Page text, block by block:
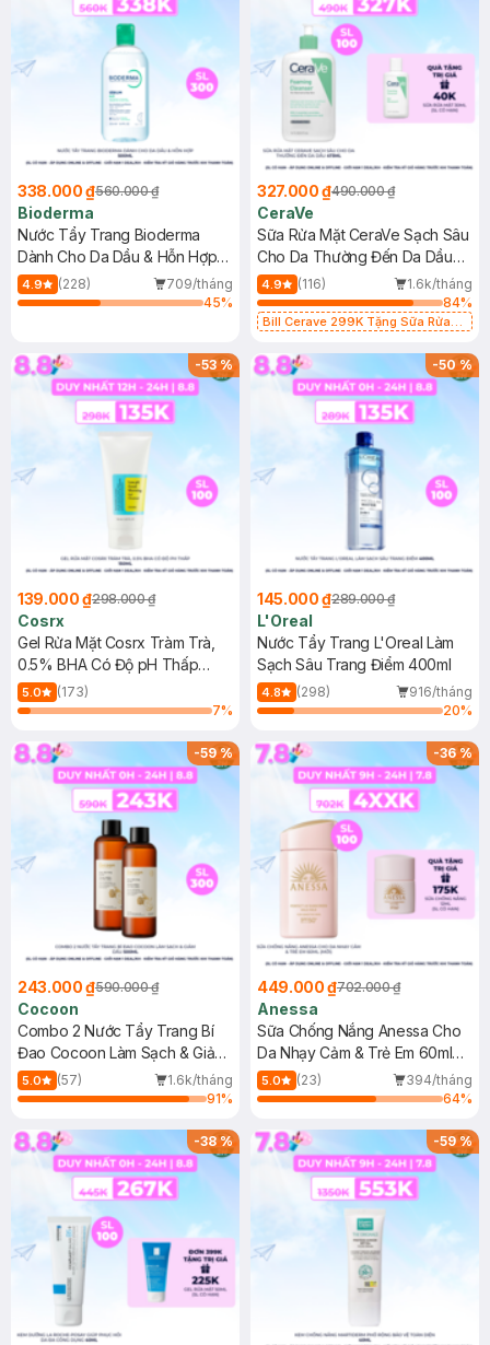
338.000 ₫560.000 ₫
Bioderma
Nước Tẩy Trang Bioderma
Dành Cho Da Dầu & Hỗn Hợp
500ml
4.9 (228)
709/tháng
45%
327.000 ₫490.000 ₫
CeraVe
Sữa Rửa Mặt CeraVe Sạch Sâu
Cho Da Thường Đến Da Dầu
473ml
4.9 (116)
1.6k/tháng
84%
Bill Cerave 299K Tặng Sữa Rửa
-53%
139.000 ₫298.000 ₫
Cosrx
Gel Rửa Mặt Cosrx Tràm Trà,
0.5% BHA Có Độ pH Thấp
150ml
5.0
(173)
7%
-50%
145.000 ₫289.000 ₫
L'Oreal
Nước Tẩy Trang L'Oreal Làm
Sạch Sâu Trang Điểm 400ml
4.8 (298)
916/tháng
20%
-59%
243.000 ₫590.000 ₫
Cocoon
Combo 2 Nước Tẩy Trang Bí
Đao Cocoon Làm Sạch & Giảm
Dầu 500ml
5.0 (57)
1.6k/tháng
91%
-36%
449.000 ₫702.000 ₫
Anessa
Sữa Chống Nắng Anessa Cho
Da Nhạy Cảm & Trẻ Em 60ml
(Mới)
5.0 (23)
394/tháng
64%
-38% -59%